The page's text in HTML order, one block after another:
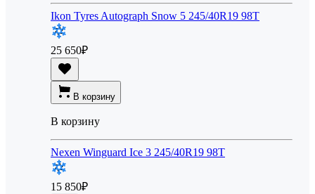
Ikon Tyres Autograph Snow 5 245/40R19 98T
25 650₽
В корзину
В корзину
Nexen Winguard Ice 3 245/40R19 98T
15 850₽